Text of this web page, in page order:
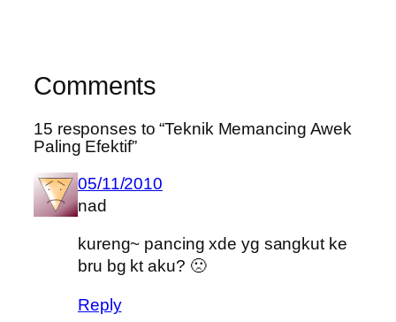
Comments
15 responses to “Teknik Memancing Awek
Paling Efektif”
05/11/2010
nad
kureng~ pancing xde yg sangkut ke
bru bg kt aku? 🙁
Reply